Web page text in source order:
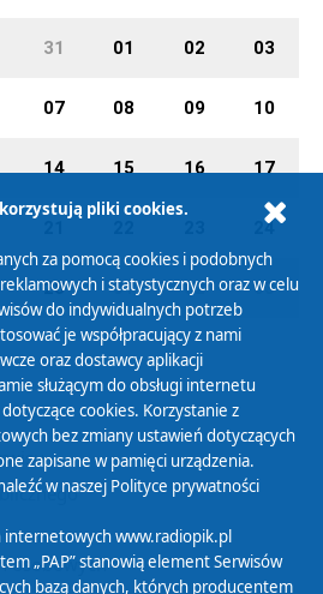
31 01 02 03
07 08 09 10
14 15 16 17
24
28 01 02 03
osobowych
pliki cookies.
za pomocą cookies i podobnych
i statystycznych oraz w celu
do indywidualnych potrzeb
je współpracujący z nami
oraz dostawcy aplikacji
służącym do obsługi internetu
cookies. Korzystanie z
bez zmiany ustawień dotyczących
zapisane w pamięci urządzenia.
w naszej Polityce prywatności
internetowych www.radiopik.pl
„PAP” stanowią element Serwisów
bazą danych, których producentem